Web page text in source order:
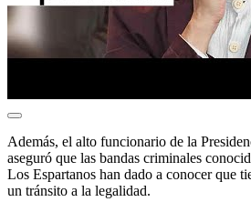
Además, el alto funcionario de la
aseguró que las bandas criminales
Los Espartanos han dado a conocer que
un tránsito a la legalidad.